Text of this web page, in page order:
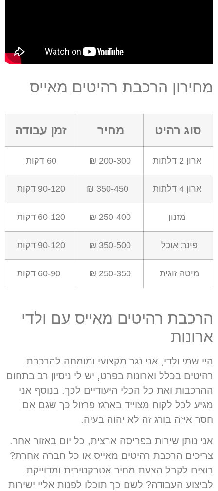
מחירון הרכבת רהיטים מאייס
סוג רהיט מחיר זמן עבודה
ארון 2 דלתות 200-300 ₪ 60 דקות
ארון 4 דלתות 90-120 דקות
מזנון 250-400 ₪ 60-120 דקות
פינת אוכל 350-500 ₪ 90-120 דקות
מיטה זוגית 250-350 ₪ 60-90 דקות
הרכבת רהיטים מאייס עם ולדי
ארונות
היי שמי ולדי, אני נגר מקצועי ומומחה להרכבת
רהיטים בכלל וארונות בפרט, יש לי ניסיון רב בתחום
ההרכבות ואת כל הכלי היעודיים לכך. בנוסף אני
מגיע לכל לקוח מצוייד בארגז פרזול כך שגם אם
חסר איזה בורג זה לא יהוה בעיה.
אני נותן שירות בפריסה ארצית, כל יום באזור אחר.
צריכים הרכבת רהיטים מאייס או כל חברה אחרת?
רוצים לקבל הצעת מחיר אטרקטיבית ומדוייקת
לביצוע העבודה? לשם כך תוכלו לפנות אליי ישירות